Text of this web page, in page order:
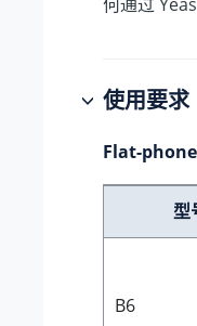
何通过
使用要求
Flat-
型
B6